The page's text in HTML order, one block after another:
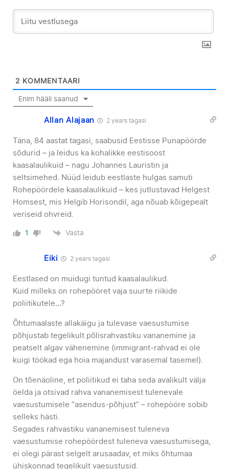
2 KOMMENTAARI
Enim hääli saanud
Allan Alajaan 2 years tagasi
Täna, 84 aastat tagasi, saabusid Eestisse Punapöörde
sõdurid – ja leidus ka kohalikke eestisoost
kaasalaulikuid – nagu Johannes Lauristin ja
seltsimehed. Nüüd leidub eestlaste hulgas samuti
Rohepöördele kaasalaulikuid – kes jutlustavad Helgest
Homsest, mis Helgib Horisondil, aga nõuab kõigepealt
veriseid ohvreid.
1 Vasta
Eiki 2 years tagasi
Eestlased on muidugi tuntud kaasalaulikud.
Kuid milleks on rohepööret vaja suurte riikide
poliitikutele…?
Õhtumaalaste allakäigu ja tulevase vaesustumise
põhjustab tegelikult põlisrahvastiku vananemine ja
peatselt algav vähenemine (immigrant-rahvad ei ole
kuigi töökad ega hoia majandust varasemal tasemel).
On tõenäoline, et poliitikud ei taha seda avalikult välja
öelda ja otsivad rahva vananemisest tulenevale
vaesustumisele “asendus-põhjust” – rohepööre sobib
selleks hästi.
Segades rahvastiku vananemisest tuleneva
vaesustumise rohepöördest tuleneva vaesustumisega,
ei olegi pärast selgelt arusaadav, et miks õhtumaa
ühiskonnad tegelikult vaesustusid.